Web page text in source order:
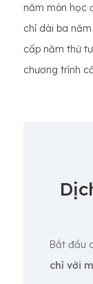
năm môn học
chỉ dài ba
cấp năm thứ
chương trình
Bắt đầu
chỉ với